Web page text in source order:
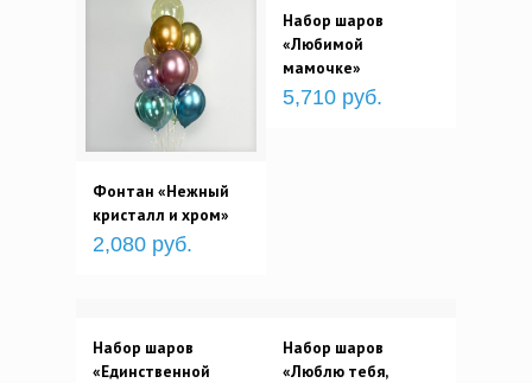
Фонтан «Нежный
кристалл и хром»
2,080 руб.
Набор шаров
«Любимой
мамочке»
5,710 руб.
Набор шаров
«Единственной
Набор шаров
«Люблю тебя,